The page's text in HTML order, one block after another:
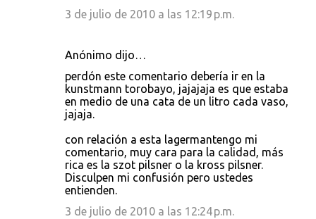
3 de julio de 2010 a las 12:19 p.m.
Anónimo dijo…
perdón este comentario debería ir en la
kunstmann torobayo, jajajaja es que estaba
en medio de una cata de un litro cada vaso,
jajaja.
con relación a esta lagermantengo mi
comentario, muy cara para la calidad, más
rica es la szot pilsner o la kross pilsner.
Disculpen mi confusión pero ustedes
entienden.
3 de julio de 2010 a las 12:24 p.m.